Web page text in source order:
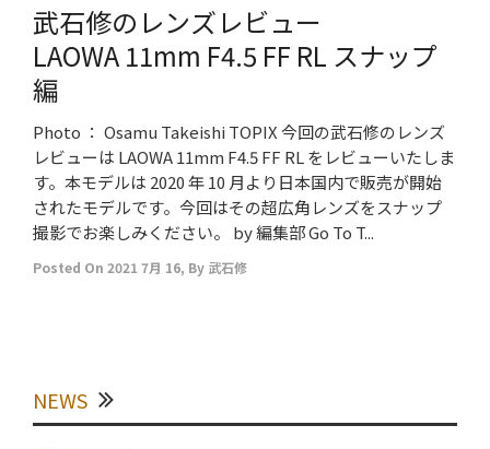
武石修のレンズレビュー
LAOWA 11mm F4.5 FF RL スナップ
編
Photo ： Osamu Takeishi TOPIX 今回の武石修のレンズ
レビューは LAOWA 11mm F4.5 FF RL をレビューいたしま
す。本モデルは 2020 年 10 月より日本国内で販売が開始
されたモデルです。今回はその超広角レンズをスナップ
撮影でお楽しみください。 by 編集部 Go To T...
Posted On 2021 7月 16, By 武石修
NEWS